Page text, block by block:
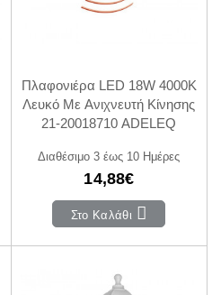
Πλαφονιέρα LED 18W 4000Κ
Λευκό Με Ανιχνευτή Κίνησης
21-20018710 ADELEQ
Διαθέσιμο 3 έως 10 Ημέρες
14,88€
Στο Καλάθι